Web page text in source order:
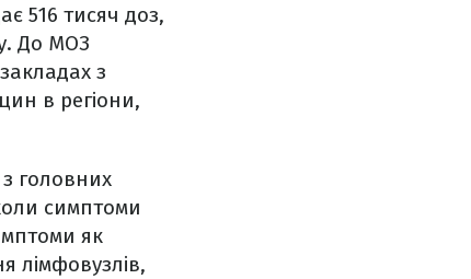
516 тисяч доз,
До МОЗ
з
в регіони,
головних
симптоми
як
лімфовузлів,